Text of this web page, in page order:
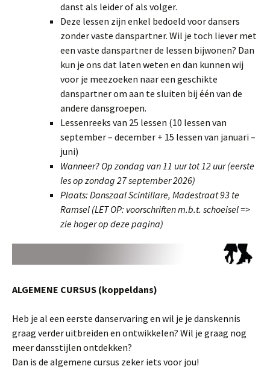
danst als leider of als volger.
Deze lessen zijn enkel bedoeld voor dansers
zonder vaste danspartner. Wil je toch liever met
een vaste danspartner de lessen bijwonen? Dan
kun je ons dat laten weten en dan kunnen wij
voor je meezoeken naar een geschikte
danspartner om aan te sluiten bij één van de
andere dansgroepen.
Lessenreeks van 25 lessen (10 lessen van
september – december + 15 lessen van januari –
juni)
Wanneer? Op zondag van 11 uur tot 12 uur (eerste
les op zondag 27 september 2026)
Plaats: Danszaal Scintillare, Madestraat 93 te
Ramsel (LET OP: voorschriften m.b.t. schoeisel =>
zie hoger op deze pagina)
ALGEMENE CURSUS (koppeldans)
Heb je al een eerste danservaring en wil je je danskennis
graag verder uitbreiden en ontwikkelen? Wil je graag nog
meer dansstijlen ontdekken?
Dan is de algemene cursus zeker iets voor jou!